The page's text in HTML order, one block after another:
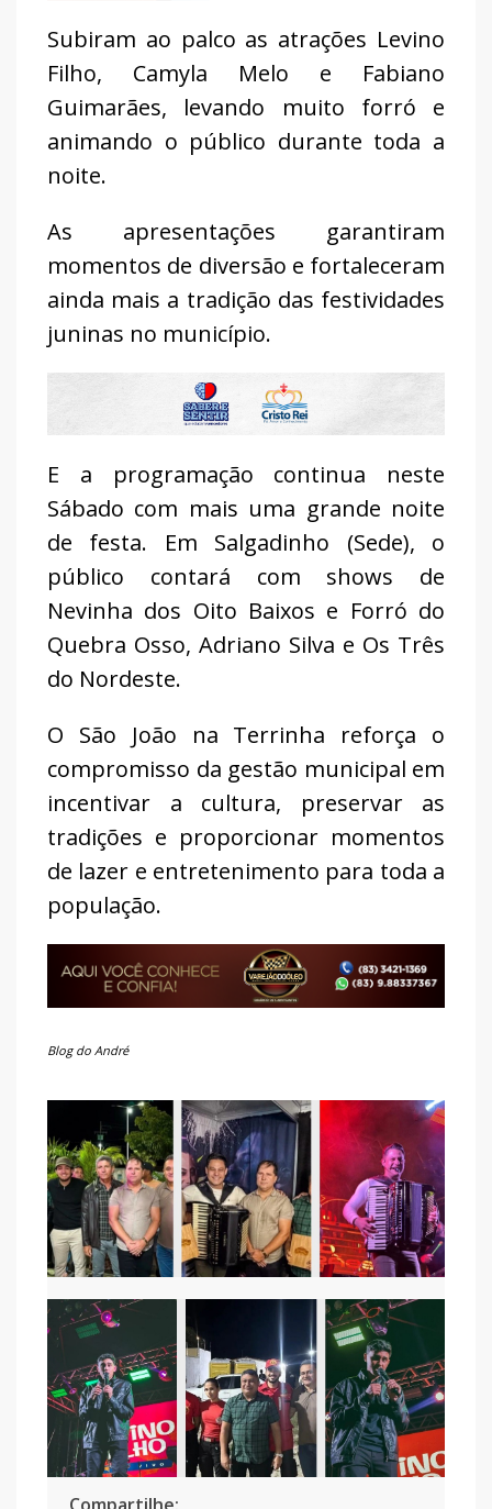
Subiram ao palco as atrações Levino
Filho, Camyla Melo e Fabiano
Guimarães, levando muito forró e
animando o público durante toda a
noite.
As apresentações garantiram
momentos de diversão e fortaleceram
ainda mais a tradição das festividades
juninas no município.
E a programação continua neste
Sábado com mais uma grande noite
de festa. Em Salgadinho (Sede), o
público contará com shows de
Nevinha dos Oito Baixos e Forró do
Quebra Osso, Adriano Silva e Os Três
do Nordeste.
O São João na Terrinha reforça o
compromisso da gestão municipal em
incentivar a cultura, preservar as
tradições e proporcionar momentos
de lazer e entretenimento para toda a
população.
Blog do André